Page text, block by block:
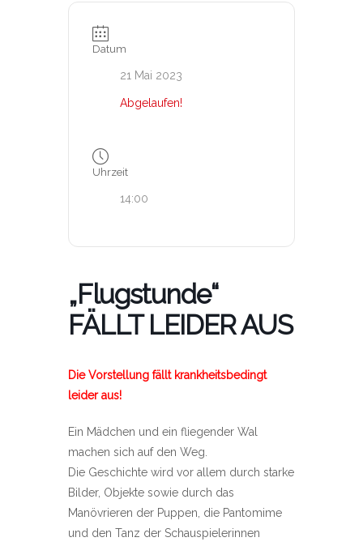
Datum
21 Mai 2023
Abgelaufen!
Uhrzeit
14:00
„Flugstunde“
FÄLLT LEIDER AUS
Die Vorstellung fällt krankheitsbedingt
leider aus!
Ein Mädchen und ein fliegender Wal
machen sich auf den Weg.
Die Geschichte wird vor allem durch starke
Bilder, Objekte sowie durch das
Manövrieren der Puppen, die Pantomime
und den Tanz der Schauspielerinnen